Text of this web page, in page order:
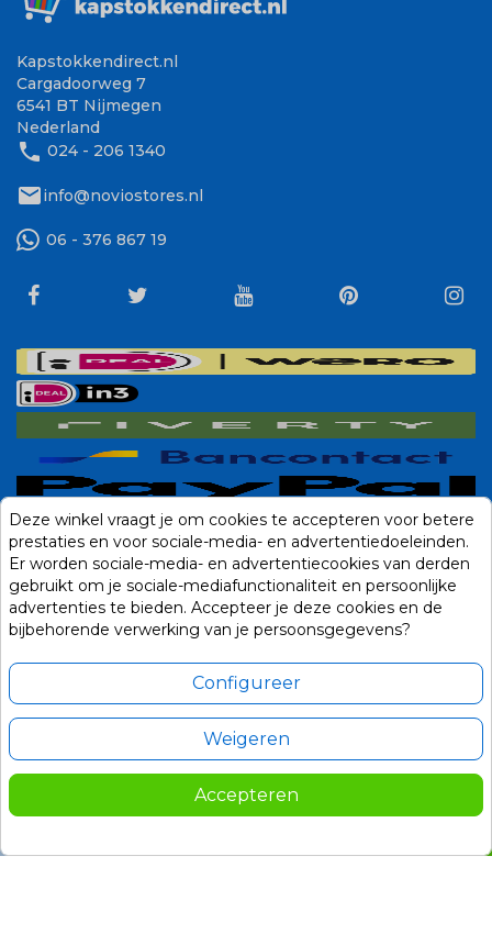
Kapstokkendirect.nl
Cargadoorweg 7
6541 BT Nijmegen
Nederland
phone 024 - 206 1340
mailinfo@noviostores.nl
06 - 376 867 19
Deze winkel vraagt je om cookies te accepteren voor betere
prestaties en voor sociale-media- en advertentiedoeleinden.
Er worden sociale-media- en advertentiecookies van derden
gebruikt om je sociale-mediafunctionaliteit en persoonlijke
advertenties te bieden. Accepteer je deze cookies en de
bijbehorende verwerking van je persoonsgegevens?
Configureer
Weigeren
Accepteren